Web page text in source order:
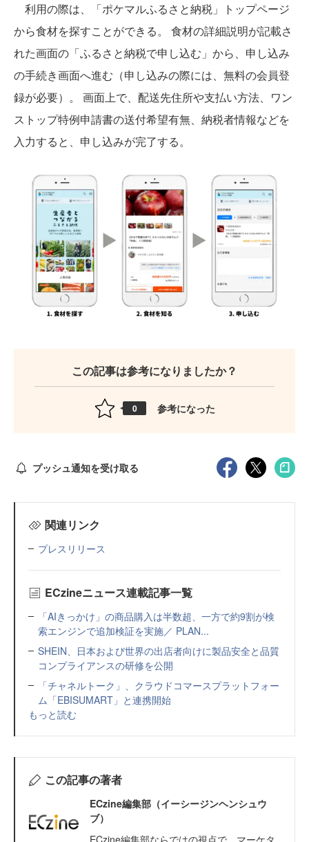
利用の際は、「ポケマルふるさと納税」トップページ
から食材を探すことができる。 食材の詳細説明が記載さ
れた画面の「ふるさと納税で申し込む」から、申し込み
の手続き画面へ進む（申し込みの際には、無料の会員登
録が必要）。 画面上で、配送先住所や支払い方法、ワン
ストップ特例申請書の送付希望有無、納税者情報などを
入力すると、申し込みが完了する。
この記事は参考になりましたか？
0 参考になった
プッシュ通知を受け取る
関連リンク
プレスリリース
ECzineニュース連載記事一覧
「AIきっかけ」の商品購入は半数超、一方で約9割が検
索エンジンで追加検証を実施／ PLAN...
SHEIN、日本および世界の出店者向けに製品安全と品質
コンプライアンスの研修を公開
「チャネルトーク」、クラウドコマースプラットフォー
ム「EBISUMART」と連携開始
もっと読む
この記事の著者
ECzine編集部（イーシージンヘンシュウ
ブ）